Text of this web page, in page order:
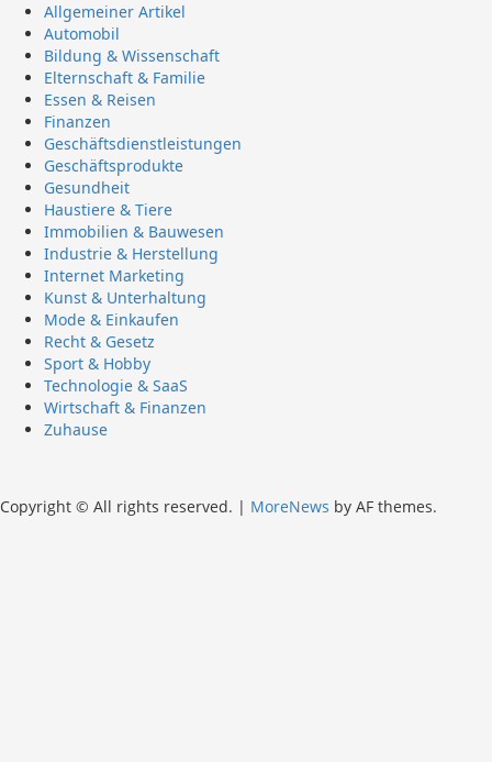
Allgemeiner Artikel
Automobil
Bildung & Wissenschaft
Elternschaft & Familie
Essen & Reisen
Finanzen
Geschäftsdienstleistungen
Geschäftsprodukte
Gesundheit
Haustiere & Tiere
Immobilien & Bauwesen
Industrie & Herstellung
Internet Marketing
Kunst & Unterhaltung
Mode & Einkaufen
Recht & Gesetz
Sport & Hobby
Technologie & SaaS
Wirtschaft & Finanzen
Zuhause
Copyright © All rights reserved. | MoreNews by AF themes.